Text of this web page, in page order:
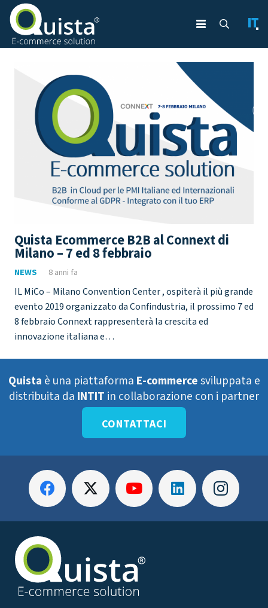
Quista Ecommerce B2B al Connext di
Milano – 7 ed 8 febbraio
NEWS 8 anni fa
IL MiCo – Milano Convention Center , ospiterà il più grande
evento 2019 organizzato da Confindustria, il prossimo 7 ed
8 febbraio Connext rappresenterà la crescita ed
innovazione italiana e…
Quista è una piattaforma E-commercesviluppata e
distribuita da INTIT in collaborazione con i partner
CONTATTACI